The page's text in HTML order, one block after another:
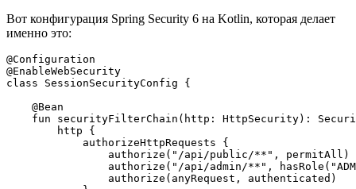
Вот конфигурация Spring Security 6 на Kotlin, которая делает
именно это:
@Configuration
@EnableWebSecurity
class SessionSecurityConfig {
    @Bean
fun securityFilterChain(http: HttpSecurity):
        http {
            authorizeHttpRequests {
                authorize("/api/public/**", permitAll)
authorize("/api/admin/**",
                authorize(anyRequest, authenticated)